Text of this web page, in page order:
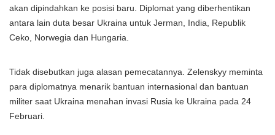
akan dipindahkan ke posisi baru. Diplomat yang diberhentikan
antara lain duta besar Ukraina untuk Jerman, India, Republik
Ceko, Norwegia dan Hungaria.
Tidak disebutkan juga alasan pemecatannya. Zelenskyy meminta
para diplomatnya menarik bantuan internasional dan bantuan
militer saat Ukraina menahan invasi Rusia ke Ukraina pada 24
Februari.